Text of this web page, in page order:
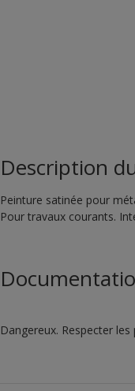
Description
Peinture satinée pour
Pour travaux courants.
Dangereux. Respecter